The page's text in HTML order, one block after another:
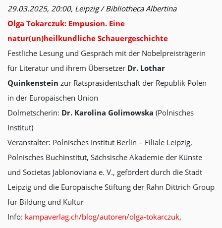
29.03.2025, 20:00, Leipzig / Bibliotheca Albertina
Olga Tokarczuk: Empusion. Eine
natur(un)heilkundliche Schauergeschichte
Festliche Lesung und Gespräch mit der Nobelpreisträgerin
für Literatur und ihrem Übersetzer Dr. Lothar
Quinkenstein zur Ratspräsidentschaft der Republik Polen
in der Europäischen Union
Dolmetscherin: Dr. Karolina Golimowska (Polnisches
Institut)
Veranstalter: Polnisches Institut Berlin – Filiale Leipzig,
Polnisches Buchinstitut, Sächsische Akademie der Künste
und Societas Jablonoviana e. V., gefördert durch die Stadt
Leipzig und die Europäische Stiftung der Rahn Dittrich Group
für Bildung und Kultur
Info: kampaverlag.ch/blog/autoren/olga-tokarczuk,